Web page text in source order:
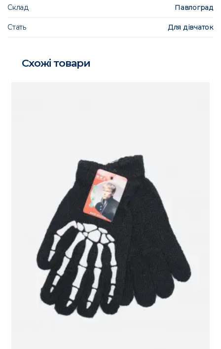
Склад Павлоград
Стать Для дівчаток
Схожі товари